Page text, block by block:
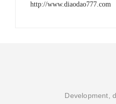
http://www.diaodao777.com
Development,